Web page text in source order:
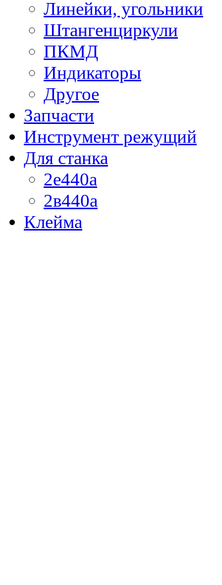
Линейки, угольники
Штангенциркули
ПКМД
Индикаторы
Другое
Запчасти
Инструмент режущий
Для станка
2е440а
2в440а
Клейма